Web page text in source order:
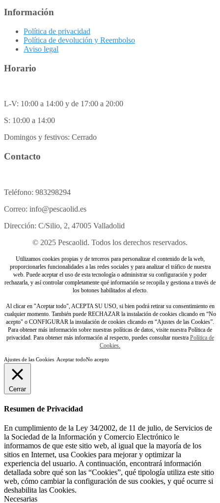
Información
Política de privacidad
Política de devolución y Reembolso
Aviso legal
Horario
L-V: 10:00 a 14:00 y de 17:00 a 20:00
S: 10:00 a 14:00
Domingos y festivos: Cerrado
Contacto
Teléfono: 983298294
Correo: info@pescaolid.es
Dirección: C/Silio, 2, 47005 Valladolid
© 2025 Pescaolid. Todos los derechos reservados.
Utilizamos cookies propias y de terceros para personalizar el contenido de la web,
proporcionarles funcionalidades a las redes sociales y para analizar el tráfico de nuestra
web. Puede aceptar el uso de esta tecnología o administrar su configuración y poder
rechazarla, y así controlar completamente qué información se recopila y gestiona a través de
los botones habilitados al efecto.
Al clicar en "Aceptar todo", ACEPTA SU USO, si bien podrá retirar su consentimiento en
cualquier momento. También puede RECHAZAR la instalación de cookies clicando en “No
acepto" o CONFIGURAR la instalación de cookies clicando en “Ajustes de las Cookies”.
Para obtener más información sobre nuestras políticas de datos, visite nuestra Política de
privacidad. Para obtener más información al respecto, puedes consultar nuestra Política de
Cookies.
Ajustes de las Cookies Aceptar todoNo acepto
Cerrar
Resumen de Privacidad
En cumplimiento de la Ley 34/2002, de 11 de julio, de Servicios de
la Sociedad de la Información y Comercio Electrónico le
informamos de que este sitio web, al igual que la mayoría de los
sitios en Internet, usa Cookies para mejorar y optimizar la
experiencia del usuario. A continuación, encontrará información
detallada sobre qué son las “Cookies”, qué tipología utiliza este sitio
web, cómo cambiar la configuración de sus cookies, y qué ocurre si
deshabilita las Cookies.
Necesarias